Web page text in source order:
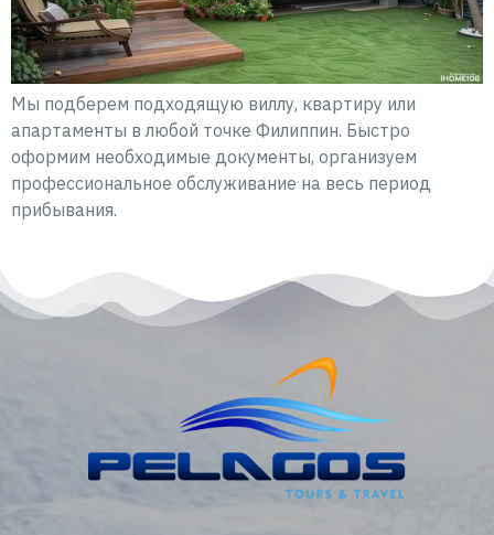
Мы подберем подходящую виллу, квартиру или
апартаменты в любой точке Филиппин. Быстро
оформим необходимые документы, организуем
профеcсиональное обслуживание на весь период
прибывания.